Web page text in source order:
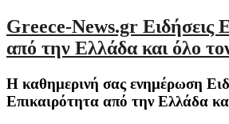
Greece-News.gr Ειδήσεις
από την Ελλάδα και όλο
Η καθημερινή σας ενημέρωση
Επικαιρότητα από την Ελλάδα